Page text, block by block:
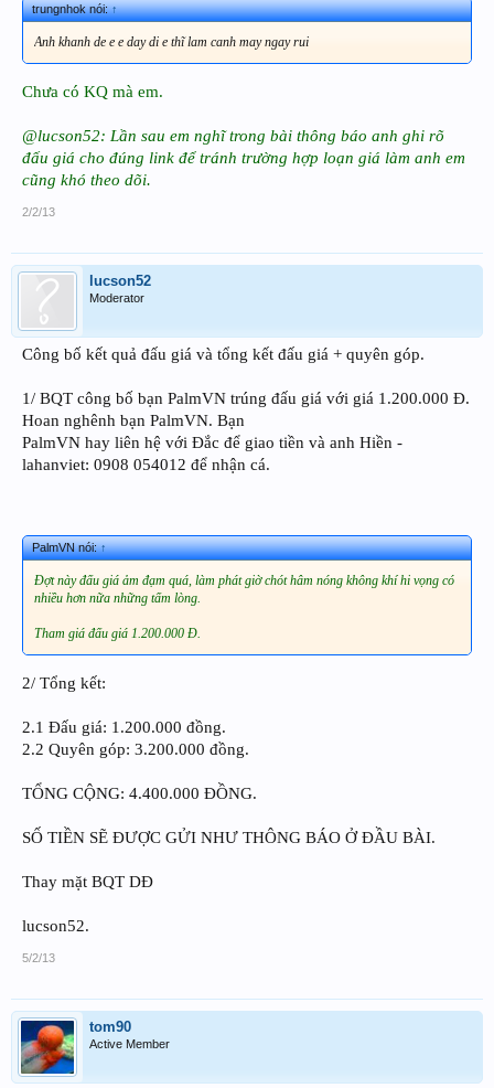
trungnhok nói:↑
Anh khanh de e e day di e thĩ lam canh may ngay rui
Chưa có KQ mà em.
@lucson52: Lần sau em nghĩ trong bài thông báo anh ghi rõ
đấu giá cho đúng link để tránh trường hợp loạn giá làm anh em
cũng khó theo dõi.
2/2/13
lucson52
Moderator
Công bố kết quả đấu giá và tổng kết đấu giá + quyên góp.
1/ BQT công bố bạn PalmVN trúng đấu giá với giá 1.200.000 Đ.
Hoan nghênh bạn PalmVN. Bạn
PalmVN hay liên hệ với Đắc để giao tiền và anh Hiền -
lahanviet: 0908 054012 để nhận cá.
PalmVN nói:↑
Đợt này đấu giá ảm đạm quá, làm phát giờ chót hâm nóng không khí hi vọng có
nhiều hơn nữa những tấm lòng.
Tham giá đấu giá 1.200.000 Đ.
2/ Tổng kết:
2.1 Đấu giá: 1.200.000 đồng.
2.2 Quyên góp: 3.200.000 đồng.
TỔNG CỘNG: 4.400.000 ĐỒNG.
SỐ TIỀN SẼ ĐƯỢC GỬI NHƯ THÔNG BÁO Ở ĐẦU BÀI.
Thay mặt BQT DĐ
lucson52.
5/2/13
tom90
Active Member